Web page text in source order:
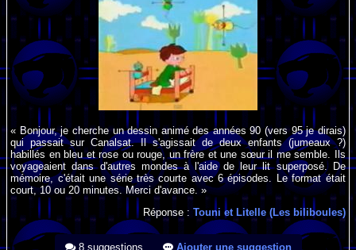
« Bonjour, je cherche un dessin animé des années 90 (vers 95 je dirais)
qui passait sur Canalsat. Il s'agissait de deux enfants (jumeaux ?)
habillés en bleu et rose ou rouge, un frère et une sœur il me semble. Ils
voyageaient dans d'autres mondes à l'aide de leur lit superposé. De
mémoire, c'était une série très courte avec 6 épisodes. Le format était
court, 10 ou 20 minutes. Merci d'avance. »
Réponse : Touni et Litelle (Les biliboules)
8 suggestions Ajouter une suggestion